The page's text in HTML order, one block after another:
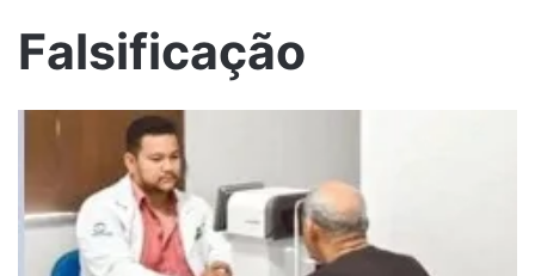
Falsificação